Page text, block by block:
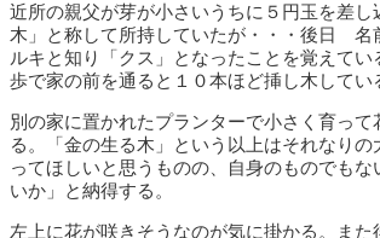
近所の親父が芽が小さいうちに５円玉を差し
木」と称して所持していたが・・・後日 名
ルキと知り「クス」となったことを覚えてい
歩で家の前を通ると１０本ほど挿し木してい
別の家に置かれたプランターで小さく育って
る。「金の生る木」という以上はそれなりの
ってほしいと思うものの、自身のものでも
いか」と納得する。
左上に花が咲きそうなのが気に掛かる。ま